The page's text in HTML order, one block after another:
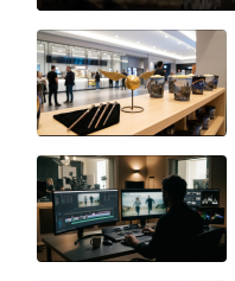
açıklamalar